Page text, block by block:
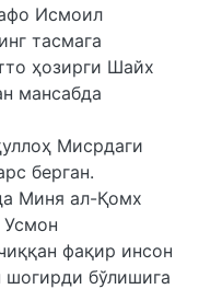
Исмоил
тасмага
ҳозирги Шайх
мансабда
Мисрдаги
берган.
Миня ал-Қомх
фақир инсон
шогирди бўлишига